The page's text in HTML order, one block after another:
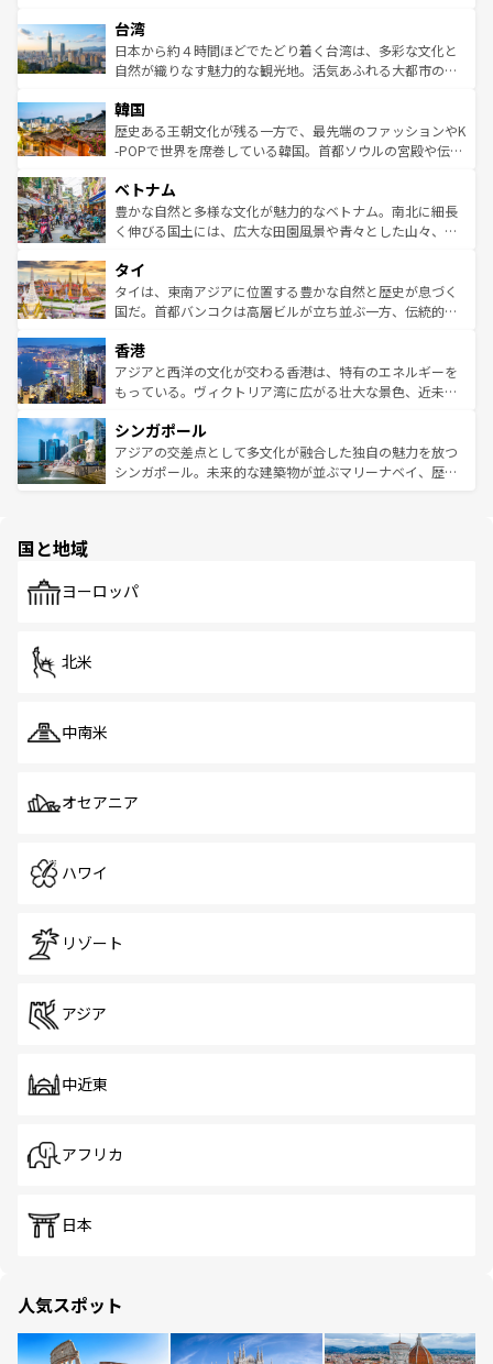
情報は
人々、おいしいローカルフードやハワイアンミュージッ
ク、伝統的なフラダンスなど、すべてがハワイの魅力を彩
っている。訪れるたびに新しい発見と感動が待っているハ
はコンテンツ一覧
リアリーフや大陸中央部にそびえるウルル（エアーズロッ
ク）、タスマニアの美しい原生林やケアンズの熱帯雨林な
ど、見どころがたくさん。また、カフェやワイン、オージ
いる。アクティビティも充実しており、サーフィンやダイ
ビング、ハイキングなど、アウトドア好きにはたまらな
い。オーストラリアの多彩な魅力を存分に味わいつくそ
参照してほしい。
台湾
日本から約４時間ほどでたどり着く台湾は、多彩な文化と
自然が織りなす魅力的な観光地。活気あふれる大都市の台
ン）、静ひつな山岳地帯である台湾東部など、都市の喧騒
と山間の静けさが共存しており、訪れる人に新しい発見と
驚きをもたらしてくれる。また、奥深い台湾の食文化も魅
容にもいいと評判のスイーツなど、バラエティ豊かな料理
が味わえる。 なお、新着の台湾情報は コンテンツ一覧を参
照してほしい。
韓国
歴史ある王朝文化が残る一方で、最先端のファッションやK
-POPで世界を席巻している韓国。首都ソウルの宮殿や伝統
き、地方に足を延ばせば四季折々の自然美を楽しむことが
できる。そして、キムチや焼肉、絶品のストリートフード
まで、さまざまな韓国料理が待っている。夜には、韓国な
リティに包まれながら、韓国の多彩な魅力を心ゆくまで味
わってみてほしい。 なお、新着の韓国情報はコンテンツ一
覧を参照してほしい。
ベトナム
豊かな自然と多様な文化が魅力的なベトナム。南北に細長
く伸びる国土には、広大な田園風景や青々とした山々、世
急速な発展と共に伝統が息づく。ハノイの古い町並みやホ
ーチミン市のフランス統治時代の建物も、独特の雰囲気を
醸し出している。また、バラエティの豊かさとおいしさで
とつ。フォーやバインミー、ベトナムコーヒーなどは、ぜ
ひ現地で味わいたい。どの地域を訪れてもあたたかい人々
が旅行者を迎えてくれるので、きっと忘れられない旅にな
参照してほしい。
タイ
タイは、東南アジアに位置する豊かな自然と歴史が息づく
国だ。首都バンコクは高層ビルが立ち並ぶ一方、伝統的な
の活気が交差している。北部ではチェンマイなどの山岳地
帯で自然と触れ合い、南部ではプーケットやクラビの美し
いビーチでリゾート気分を楽しむことができる。タイ料理
激する。気候は一年中温暖で、どの季節にも異なる楽しみ
が待っている。親しみやすいタイの人々、仏教を中心とし
た文化、そして多様な観光資源が、訪れる旅人を魅了し続
香港
アジアと西洋の文化が交わる香港は、特有のエネルギーを
もっている。ヴィクトリア湾に広がる壮大な景色、近未来
み、どこを訪れても感動するはず。観光スポットが密集し
ており、効率よく見どころを回れるのも魅力。息をのむよ
うな絶景から文化的な体験まで、香港を存分に楽しみ尽く
シンガポール
アジアの交差点として多文化が融合した独自の魅力を放つ
シンガポール。未来的な建築物が並ぶマリーナベイ、歴史
で、ホーカーズは地元の風情を楽しめる外せないスポット
国と地域
ヨーロッパ
北米
中南米
オセアニア
ハワイ
リゾート
アジア
中近東
アフリカ
日本
人気スポット